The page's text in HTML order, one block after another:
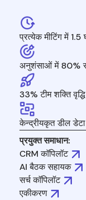
प्रत्येक मीटिंग में
अनुशंसाओं में 80%
33% टीम शक्ति वृद्धि
केन्द्रीयकृत डील
प्रयुक्त समाधान:
CRM कॉपिलॉट
AI बैठक सहायक
सर्च कॉपिलॉट
एकीकरण